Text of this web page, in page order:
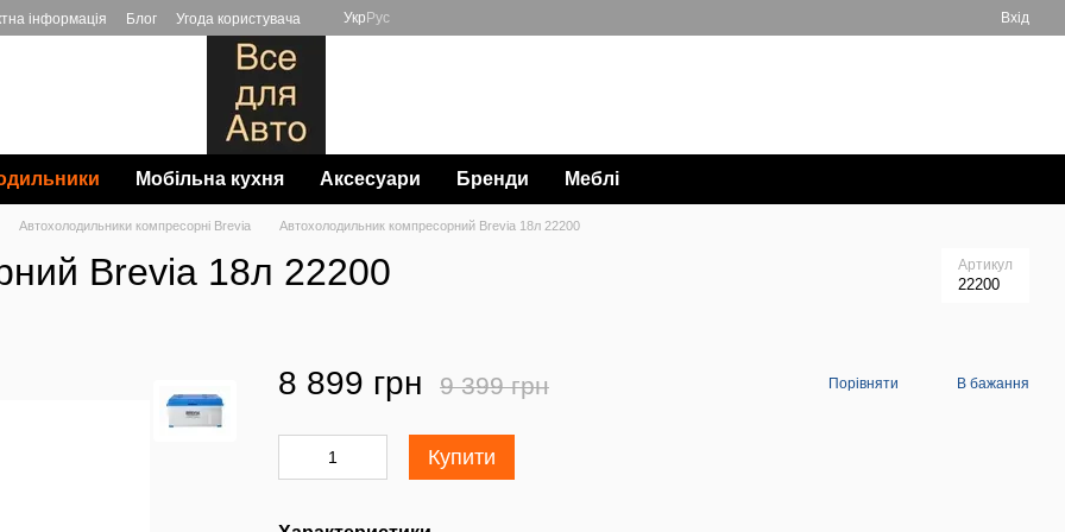
інформація Блог Угода користувача Укр Рус Вхід
Мобільна кухня Аксесуари Бренди Меблі
Автохолодильники компресорні Brevia Автохолодильник компресорний Brevia 18л 22200
Brevia 18л 22200 Артикул
22200
8 899 грн 9 399 грн Порівняти В бажання
Купити